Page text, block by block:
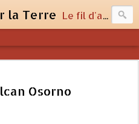
la Terre Le fil d'actualité du site unoeilsurlaterre.com
Osorno